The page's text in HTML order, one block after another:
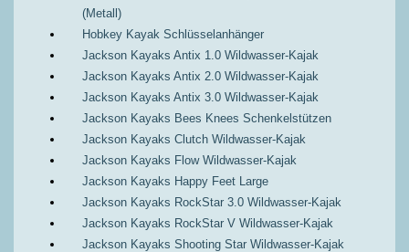
(Metall)
Hobkey Kayak Schlüsselanhänger
Jackson Kayaks Antix 1.0 Wildwasser-Kajak
Jackson Kayaks Antix 2.0 Wildwasser-Kajak
Jackson Kayaks Antix 3.0 Wildwasser-Kajak
Jackson Kayaks Bees Knees Schenkelstützen
Jackson Kayaks Clutch Wildwasser-Kajak
Jackson Kayaks Flow Wildwasser-Kajak
Jackson Kayaks Happy Feet Large
Jackson Kayaks RockStar 3.0 Wildwasser-Kajak
Jackson Kayaks RockStar V Wildwasser-Kajak
Jackson Kayaks Shooting Star Wildwasser-Kajak